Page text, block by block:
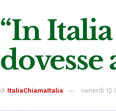
“In
di ItaliaChiamaItalia venerdì 12